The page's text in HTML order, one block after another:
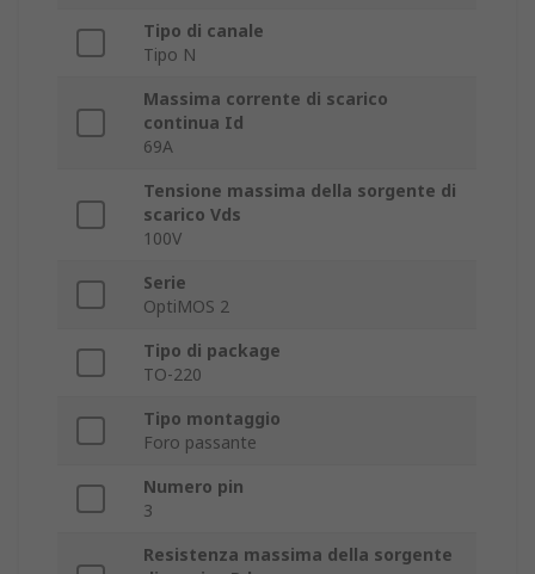
Tipo di canale
Tipo N
Massima corrente di scarico
continua Id
69A
Tensione massima della sorgente di
scarico Vds
100V
Serie
OptiMOS 2
Tipo di package
TO-220
Tipo montaggio
Foro passante
Numero pin
3
Resistenza massima della sorgente